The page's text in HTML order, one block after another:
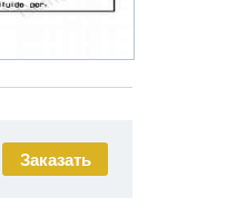
Заказать